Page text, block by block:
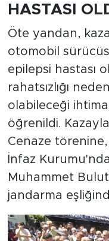
HASTASI
Öte yandan,
otomobil
epilepsi hastası
rahatsızlığı
olabileceği
öğrenildi.
Cenaze törenine,
İnfaz
Muhammet
jandarma